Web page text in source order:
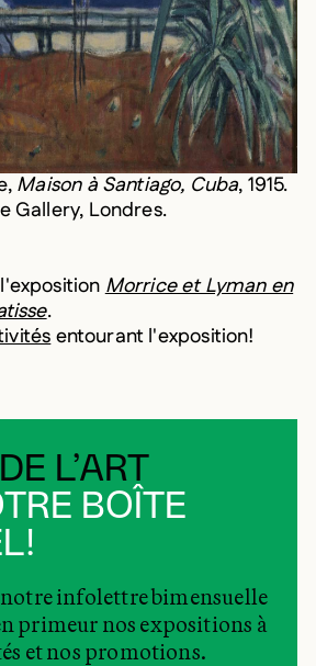
Maison à Santiago, Cuba, 1915.
Gallery, Londres.
l'expositionMorrice et Lyman en
.
entourant l'exposition!
L’ART
BOÎTE
infolettre bimensuelle
primeur nos expositions à
et nos promotions.